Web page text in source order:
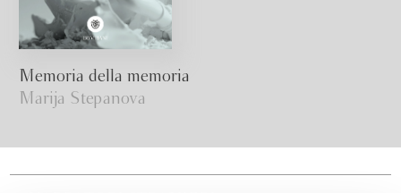
Memoria della memoria
Marija Stepanova